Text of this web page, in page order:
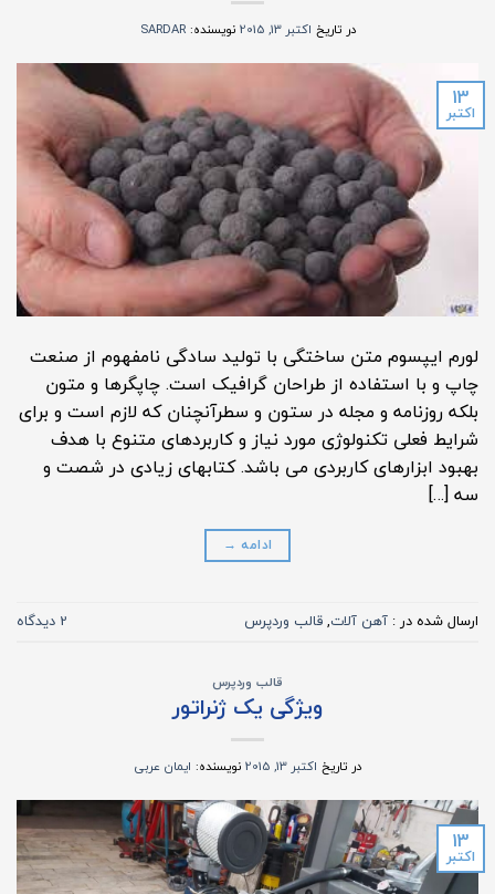
در تاریخ اکتبر 13, 2015 نویسنده:SARDAR
13
اکتبر
لورم ایپسوم متن ساختگی با تولید سادگی نامفهوم از صنعت
چاپ و با استفاده از طراحان گرافیک است. چاپگرها و متون
بلکه روزنامه و مجله در ستون و سطرآنچنان که لازم است و برای
شرایط فعلی تکنولوژی مورد نیاز و کاربردهای متنوع با هدف
بهبود ابزارهای کاربردی می باشد. کتابهای زیادی در شصت و
سه […]
ادامه →
ارسال شده در : آهن آلات,قالب وردپرس 2 دیدگاه
قالب وردپرس
ویژگی یک ژنراتور
در تاریخ اکتبر 13, 2015 نویسنده: ایمان عربی
13
اکتبر